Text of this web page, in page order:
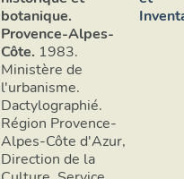
Les
escaliers
taillées
botanique.
Provence-Alpes-
Côte. 1983.
Ministère de
l'urbanisme.
Dactylographié.
Région Provence-
Alpes-Côte d'Azur,
Direction de la